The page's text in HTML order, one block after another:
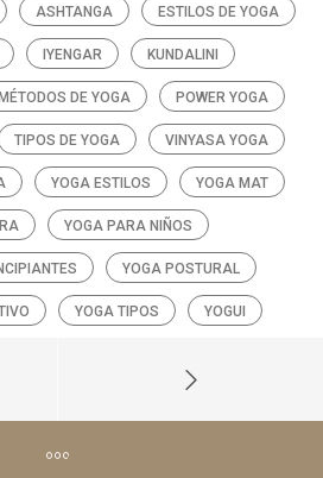
ASHTANGA ESTILOS DE YOGA
IYENGAR KUNDALINI
MÉTODOS DE YOGA POWER YOGA
TIPOS DE YOGA VINYASA YOGA
YOGA ESTILOS YOGA MAT
YOGA PARA NIÑOS
YOGA POSTURAL
YOGA TIPOS YOGUI